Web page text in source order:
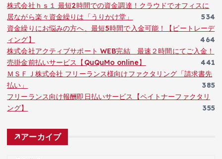
株式会社ｈｓ１ 最短2時間での資金調達！クラウドでオフィスに
居ながら楽々資金繰りは「うりかけ堂」
534
資金繰りにお悩みの方へ、最短5時間で入金可能！【ビートレーデ
ィング】
464
株式会社アクティブサポート WEB完結 最速２時間にてご入金！
売掛金前払いサービス【QuQuMo online】
441
ＭＳＦＪ株式会社 フリーランス様向けファクタリング「請求書先
払い」
385
フリーランス向け報酬即日払いサービス【ペイトナーファクタリ
ング】
355
アーカイブ